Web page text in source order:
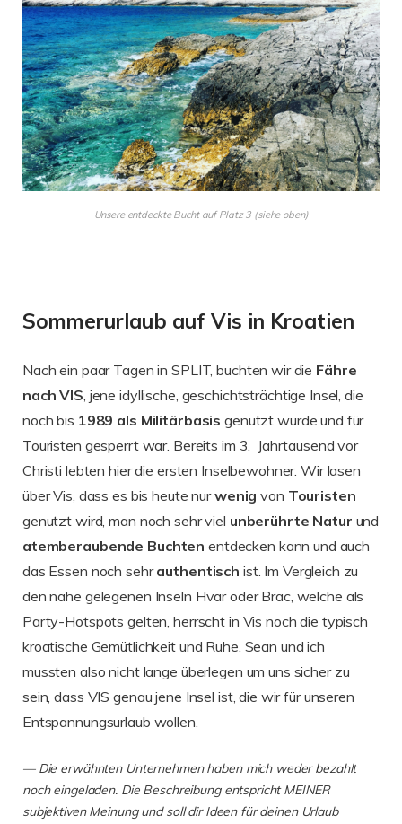
Unsere entdeckte Bucht auf Platz 3 (siehe oben)
Sommerurlaub auf Vis in Kroatien
Nach ein paar Tagen in SPLIT, buchten wir die Fähre
nach VIS, jene idyllische, geschichtsträchtige Insel, die
noch bis 1989 als Militärbasis genutzt wurde und für
Touristen gesperrt war. Bereits im 3. Jahrtausend vor
Christi lebten hier die ersten Inselbewohner. Wir lasen
über Vis, dass es bis heute nurwenig von Touristen
genutzt wird, man noch sehr viel unberührte Natur und
atemberaubende Buchten entdecken kann und auch
das Essen noch sehrauthentisch ist. Im Vergleich zu
den nahe gelegenen Inseln Hvar oder Brac, welche als
Party-Hotspots gelten, herrscht in Vis noch die typisch
kroatische Gemütlichkeit und Ruhe. Sean und ich
mussten also nicht lange überlegen um uns sicher zu
sein, dass VIS genau jene Insel ist, die wir für unseren
Entspannungsurlaub wollen.
— Die erwähnten Unternehmen haben mich weder bezahlt
noch eingeladen. Die Beschreibung entspricht MEINER
subjektiven Meinung und soll dir Ideen für deinen Urlaub